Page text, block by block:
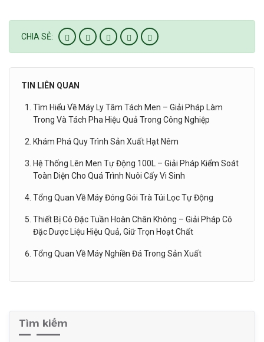
CHIA SẺ:
TIN LIÊN QUAN
Tìm Hiểu Về Máy Ly Tâm Tách Men – Giải Pháp Làm
Trong Và Tách Pha Hiệu Quả Trong Công Nghiệp
Khám Phá Quy Trình Sản Xuất Hạt Nêm
Hệ Thống Lên Men Tự Động 100L – Giải Pháp Kiểm Soát
Toàn Diện Cho Quá Trình Nuôi Cấy Vi Sinh
Tổng Quan Về Máy Đóng Gói Trà Túi Lọc Tự Động
Thiết Bị Cô Đặc Tuần Hoàn Chân Không – Giải Pháp Cô
Đặc Dược Liệu Hiệu Quả, Giữ Trọn Hoạt Chất
Tổng Quan Về Máy Nghiền Đá Trong Sản Xuất
Tìm kiếm